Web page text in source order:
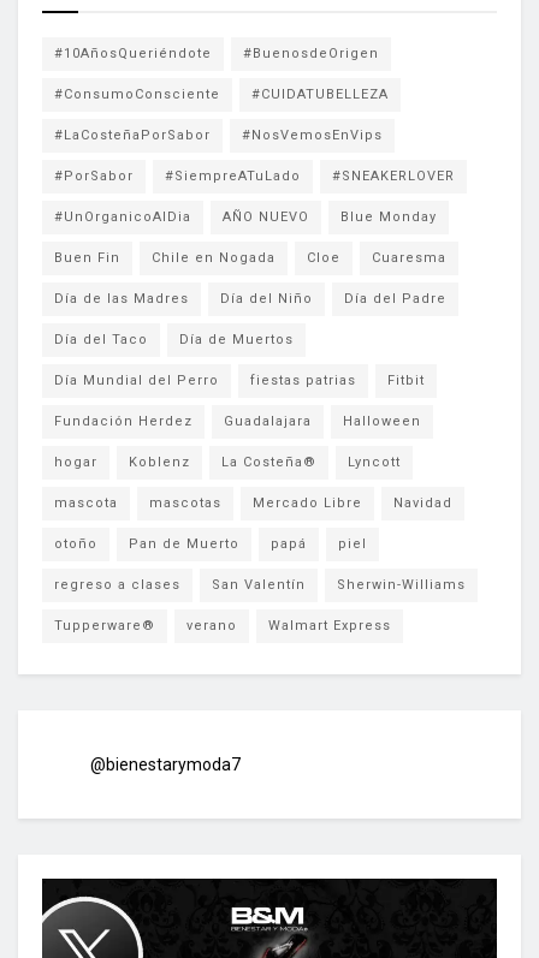
#10AñosQueriéndote #BuenosdeOrigen
#ConsumoConsciente #CUIDATUBELLEZA
#LaCosteñaPorSabor #NosVemosEnVips
#PorSabor #SiempreATuLado #SNEAKERLOVER
#UnOrganicoAlDia AÑO NUEVO Blue Monday
Buen Fin Chile en Nogada Cloe Cuaresma
Día de las Madres Día del Niño Día del Padre
Día del Taco Día de Muertos
Día Mundial del Perro fiestas patrias Fitbit
Fundación Herdez Guadalajara Halloween
hogar Koblenz La Costeña® Lyncott
mascota mascotas Mercado Libre Navidad
otoño Pan de Muerto papá piel
regreso a clases San Valentín Sherwin-Williams
Tupperware® verano Walmart Express
@bienestarymoda7